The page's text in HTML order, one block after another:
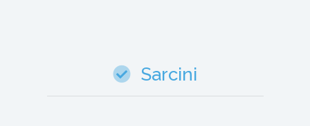
Sarcini